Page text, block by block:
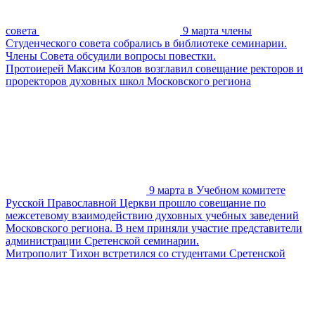
совета
9 марта члены
Студенческого совета собрались в библиотеке семинарии.
Члены Совета обсудили вопросы повестки.
Протоиерей Максим Козлов возглавил совещание ректоров и
проректоров духовных школ Московского региона
9 марта в Учебном комитете
Русской Православной Церкви прошло совещание по
межсетевому взаимодействию духовных учебных заведений
Московского региона. В нем приняли участие представители
администрации Сретенской семинарии.
Митрополит Тихон встретился со студентами Сретенской